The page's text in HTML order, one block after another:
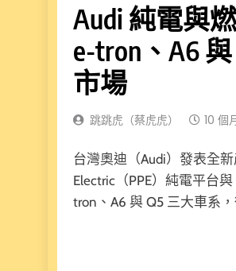
Audi 純電與
e-tron、A6
市場
跳跳虎（蔡虎虎） 10 個
台灣奧迪（Audi）發表全
Electric（PPE）純電平台
tron、A6 與 Q5 三大車系